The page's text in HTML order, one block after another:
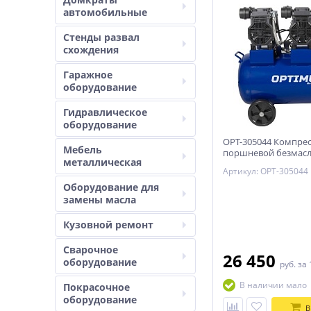
автомобильные
Стенды развал
схождения
Гаражное
оборудование
Гидравлическое
оборудование
Мебель
металлическая
Оборудование для
замены масла
Кузовной ремонт
Сварочное
оборудование
Покрасочное
оборудование
OPT-305044
поршневой
ресивер 50 л, 440
мин, 3 КВт OPTIMUS
Артикул: OPT-305044
26 450 руб. за
В наличии мало